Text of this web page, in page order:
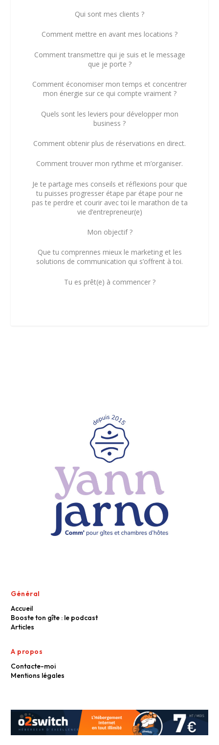
Qui sont mes clients ?
Comment mettre en avant mes locations ?
Comment transmettre qui je suis et le message
que je porte ?
Comment économiser mon temps et concentrer
mon énergie sur ce qui compte vraiment ?
Quels sont les leviers pour développer mon
business ?
Comment obtenir plus de réservations en direct.
Comment trouver mon rythme et m’organiser.
Je te partage mes conseils et réflexions pour que
tu puisses progresser étape par étape pour ne
pas te perdre et courir avec toi le marathon de ta
vie d’entrepreneur(e)
Mon objectif ?
Que tu comprennes mieux le marketing et les
solutions de communication qui s’offrent à toi.
Tu es prêt(e) à commencer ?
Général
Accueil
Booste ton gîte : le podcast
Articles
A propos
Contacte-moi
Mentions légales